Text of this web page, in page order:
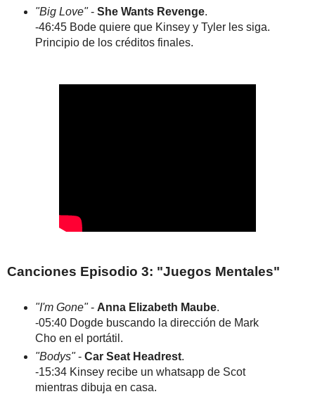
"Big Love"- She Wants Revenge.
-46:45 Bode quiere que Kinsey y Tyler les siga.
Principio de los créditos finales.
Canciones Episodio 3: "Juegos Mentales"
"I'm Gone"- Anna Elizabeth Maube.
-05:40 Dogde buscando la dirección de Mark
Cho en el portátil.
"Bodys"- Car Seat Headrest.
-15:34 Kinsey recibe un whatsapp de Scot
mientras dibuja en casa.